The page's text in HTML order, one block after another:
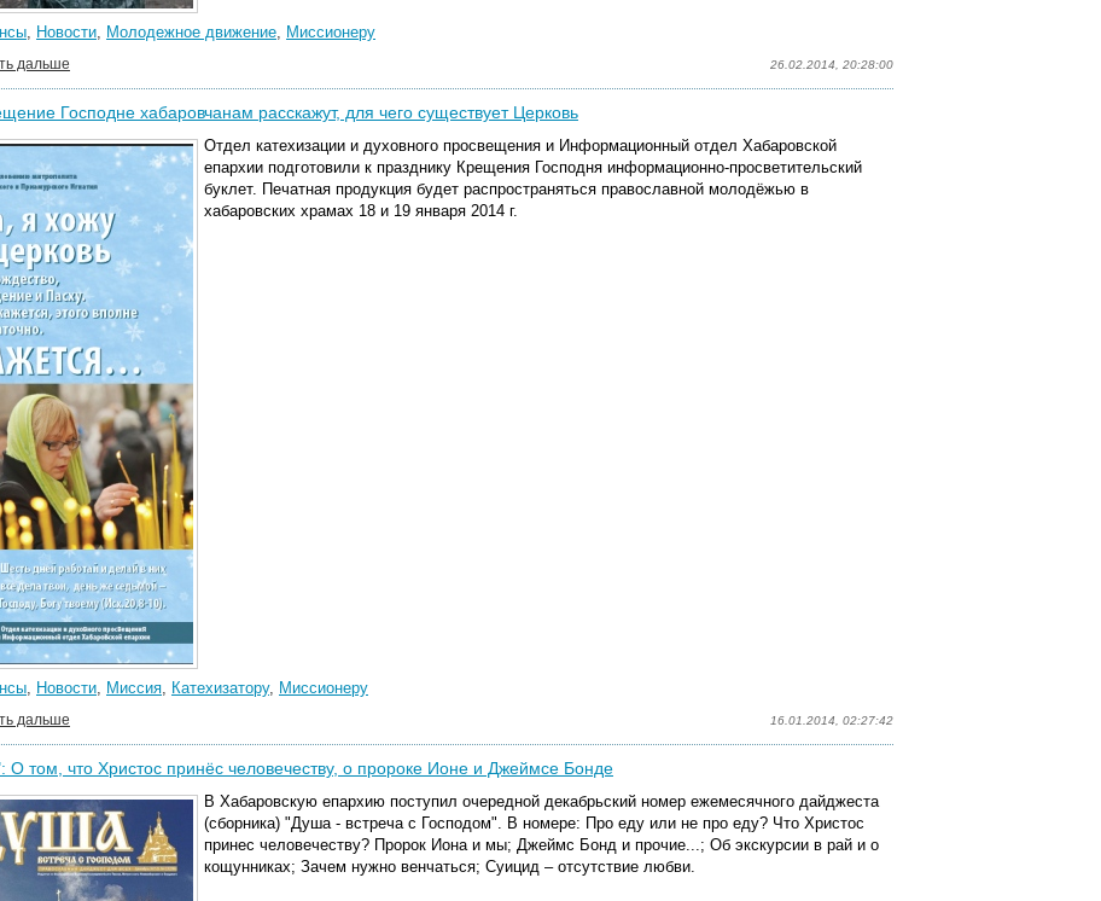
, Новости, Молодежное движение, Миссионеру
26.02.2014, 20:28:00
дальше
Господне хабаровчанам расскажут, для чего существует Церковь
Отдел катехизации и духовного просвещения и Информационный отдел Хабаровской
епархии подготовили к празднику Крещения Господня информационно-просветительский
буклет. Печатная продукция будет распространяться православной молодёжью в
хабаровских храмах 18 и 19 января 2014 г.
, Новости, Миссия, Катехизатору, Миссионеру
16.01.2014, 02:27:42
дальше
О том, что Христос принёс человечеству, о пророке Ионе и Джеймсе Бонде
В Хабаровскую епархию поступил очередной декабрьский номер ежемесячного дайджеста
(сборника) "Душа - встреча с Господом". В номере: Про еду или не про еду? Что Христос
принес человечеству? Пророк Иона и мы; Джеймс Бонд и прочие...; Об экскурсии в рай и о
кощунниках; Зачем нужно венчаться; Суицид – отсутствие любви.